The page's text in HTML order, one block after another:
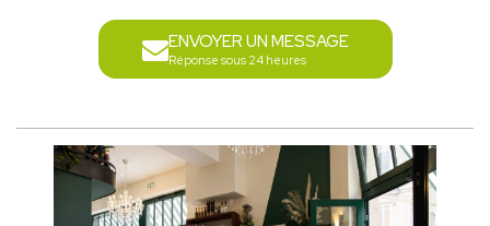
ENVOYER UN MESSAGE
Réponse sous 24 heures